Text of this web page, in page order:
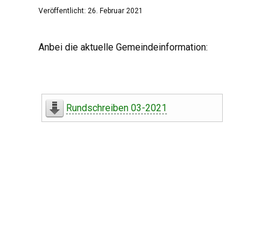
Veröffentlicht: 26. Februar 2021
Anbei die aktuelle Gemeindeinformation:
Rundschreiben 03-2021